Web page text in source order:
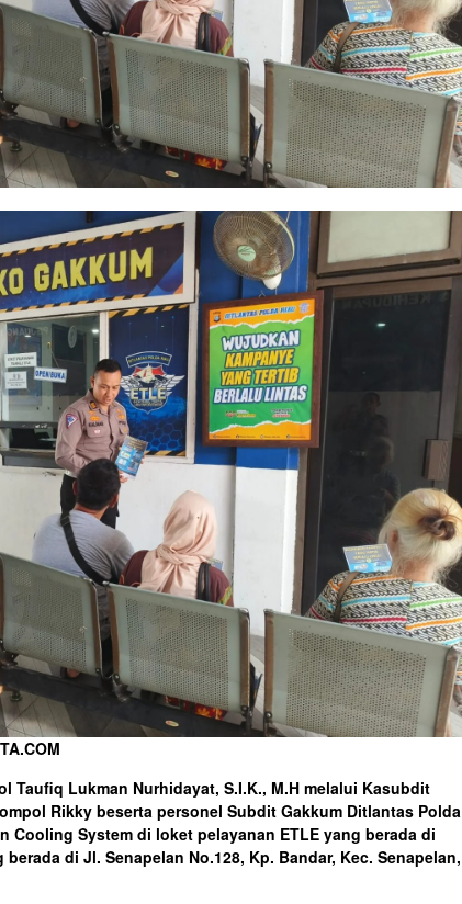
Taufiq Lukman Nurhidayat, S.I.K., M.H melalui Kasubdit
Rikky beserta personel Subdit Gakkum Ditlantas Polda
Cooling System di loket pelayanan ETLE yang berada di
di Jl. Senapelan No.128, Kp. Bandar, Kec. Senapelan,